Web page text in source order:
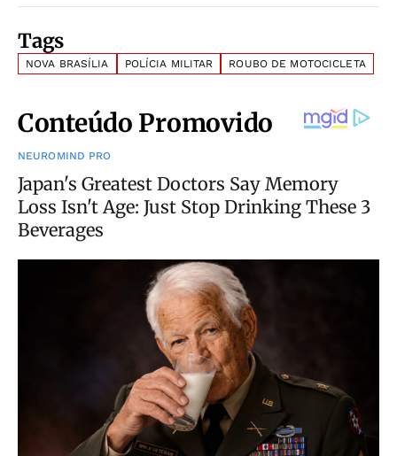
Tags
NOVA BRASÍLIA POLÍCIA MILITAR ROUBO DE MOTOCICLETA